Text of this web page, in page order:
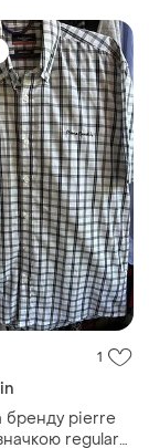
1
бренду pierre
regular